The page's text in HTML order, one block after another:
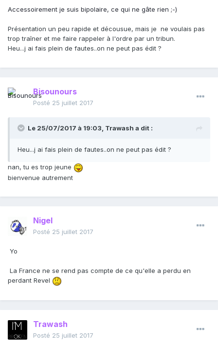
Accessoirement je suis bipolaire, ce qui ne gâte rien ;-)
Présentation un peu rapide et décousue, mais je ne voulais pas
trop traîner et me faire rappeler à l'ordre par un tribun.
Heu...j ai fais plein de fautes..on ne peut pas édit ?
Bisounours
Posté 25 juillet 2017
Le 25/07/2017 à 19:03, Trawash a dit :
Heu...j ai fais plein de fautes..on ne peut pas édit ?
nan, tu es trop jeune
bienvenue autrement
Nigel
Posté 25 juillet 2017
Yo
La France ne se rend pas compte de ce qu'elle a perdu en
perdant Revel
Trawash
Posté 25 juillet 2017